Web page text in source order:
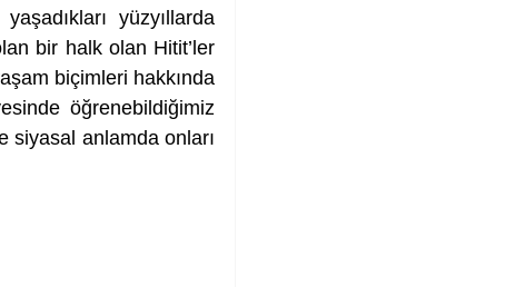
yüzyıllarda
bir halk olan Hitit’ler
biçimleri hakkında
öğrenebildiğimiz
siyasal anlamda onları